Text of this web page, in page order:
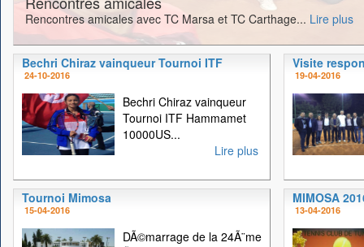
Rencontres amicales avec TC Marsa et TC Carthage... Lire plus
Bechri Chiraz vainqueur Tournoi ITF
24-10-2016
Bechri Chiraz vainqueur
Tournoi ITF Hammamet
10000US...
Lire plus
Visite
19-04-2016
Tournoi Mimosa
15-04-2016
DÃ©marrage de la 24Ã¨me
MIMOSA
13-04-2016